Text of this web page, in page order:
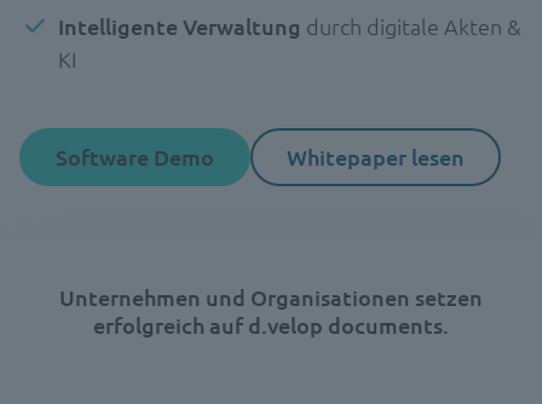
Intelligente Verwaltung durch digitale Akten &
KI
Software Demo Whitepaper lesen
Unternehmen und Organisationen setzen
erfolgreich auf d.velop documents.